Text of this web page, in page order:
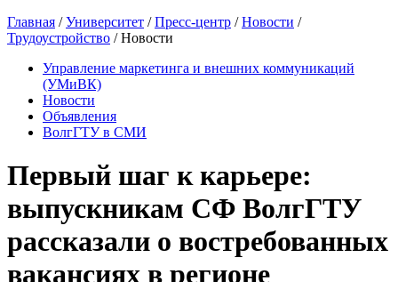
Главная /Университет /Пресс-центр /Новости /
Трудоустройство / Новости
Управление маркетинга и внешних коммуникаций
(УМиВК)
Новости
Объявления
ВолгГТУ в СМИ
Первый шаг к карьере:
выпускникам СФ ВолгГТУ
рассказали о востребованных
вакансиях в регионе